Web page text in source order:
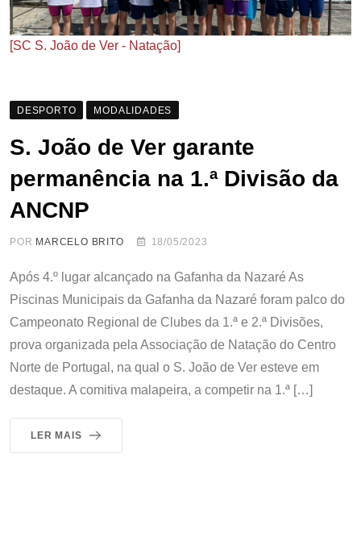
[SC S. João de Ver - Natação]
DESPORTO MODALIDADES
S. João de Ver garante
permanência na 1.ª Divisão da
ANCNP
POR MARCELO BRITO 18/05/2023
Após 4.º lugar alcançado na Gafanha da Nazaré As
Piscinas Municipais da Gafanha da Nazaré foram palco do
Campeonato Regional de Clubes da 1.ª e 2.ª Divisões,
prova organizada pela Associação de Natação do Centro
Norte de Portugal, na qual o S. João de Ver esteve em
destaque. A comitiva malapeira, a competir na 1.ª […]
LER MAIS